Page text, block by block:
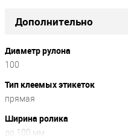
Дополнительно
Диаметр рулона
100
Тип клеемых этикеток
прямая
Ширина ролика
до 100 мм